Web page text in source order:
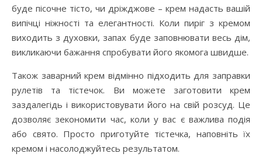
буде пісочне тісто, чи дріжджове – крем надасть вашій
випічці ніжності та елегантності. Коли пиріг з кремом
виходить з духовки, запах буде заповнювати весь дім,
викликаючи бажання спробувати його якомога швидше.
Також заварний крем відмінно підходить для заправки
рулетів та тістечок. Ви можете заготовити крем
заздалегідь і використовувати його на свій розсуд. Це
дозволяє зекономити час, коли у вас є важлива подія
або свято. Просто приготуйте тістечка, наповніть їх
кремом і насолоджуйтесь результатом.